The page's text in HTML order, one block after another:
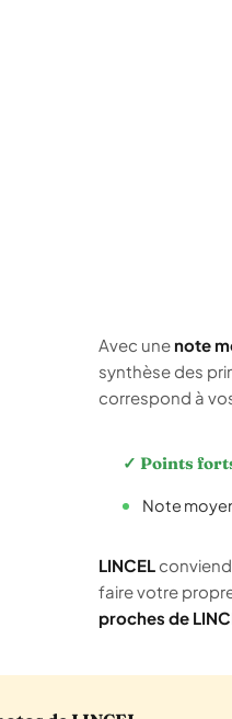
Avec une note
synthèse des
correspond à
✓ Points
Note
LINCEL
faire votre
proches de